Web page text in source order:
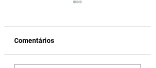
Comentários